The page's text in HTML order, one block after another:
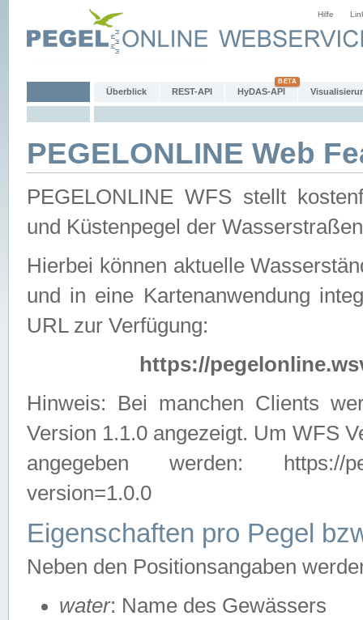
Hilfe
Überblick REST-API HyDAS-API
PEGELONLINE Web
PEGELONLINE WFS stellt
und Küstenpegel der
Hierbei können aktuelle
und in eine Kartenanwendung
URL zur Verfügung:
https://
Hinweis: Bei manchen Clients
Version 1.1.0 angezeigt. Um WFS
angegeben werden: https://
version=1.0.0
Eigenschaften pro Pegel
Neben den Positionsangaben
water: Name des Gewässers